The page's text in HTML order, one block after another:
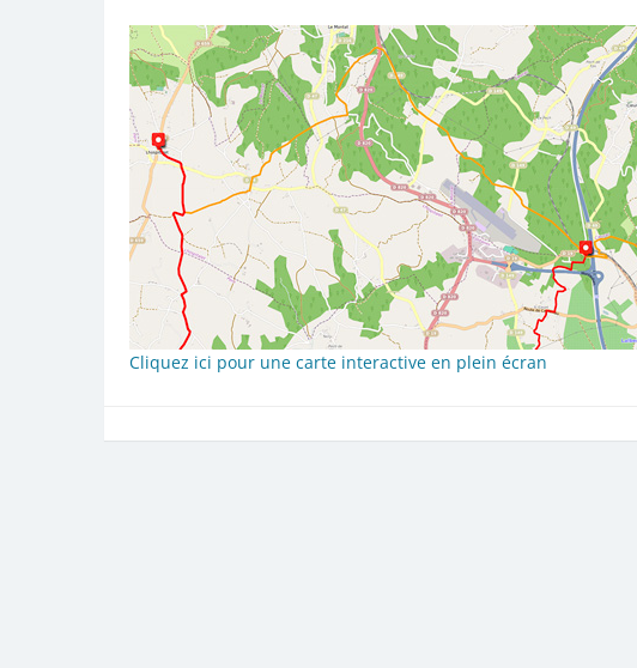
Cliquez ici pour une carte interactive en plein écran